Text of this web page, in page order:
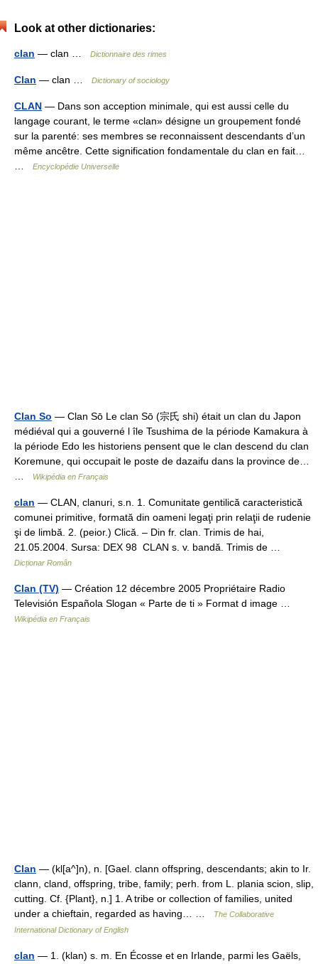
Look at other dictionaries:
clan — clan … Dictionnaire des rimes
Clan — clan … Dictionary of sociology
CLAN — Dans son acception minimale, qui est aussi celle du
langage courant, le terme «clan» désigne un groupement fondé
sur la parenté: ses membres se reconnaissent descendants d’un
même ancêtre. Cette signification fondamentale du clan en fait…
Encyclopédie Universelle
Clan So — Clan Sō Le clan Sō (宗氏 shi) était un clan du Japon
médiéval qui a gouverné l île Tsushima de la période Kamakura à
la période Edo les historiens pensent que le clan descend du clan
Koremune, qui occupait le poste de dazaifu dans la province de…
Wikipédia en Français
clan — CLAN, clanuri, s.n. 1. Comunitate gentilică caracteristică
comunei primitive, formată din oameni legaţi prin relaţii de rudenie
şi de limbă. 2. (peior.) Clică. – Din fr. clan. Trimis de hai,
21.05.2004. Sursa: DEX 98 CLAN s. v. bandă. Trimis de …
Dicționar Român
Clan (TV) — Création 12 décembre 2005 Propriétaire Radio
Televisión Española Slogan « Parte de ti » Format d image …
Wikipédia en Français
Clan — (kl[a^]n), n. [Gael. clann offspring, descendants; akin to Ir.
clann, cland, offspring, tribe, family; perh. from L. plania scion, slip,
cutting. Cf. {Plant}, n.] 1. A tribe or collection of families, united
under a chieftain, regarded as having… …
The Collaborative
International Dictionary of English
clan — 1. (klan) s. m. En Écosse et en Irlande, parmi les Gaëls,